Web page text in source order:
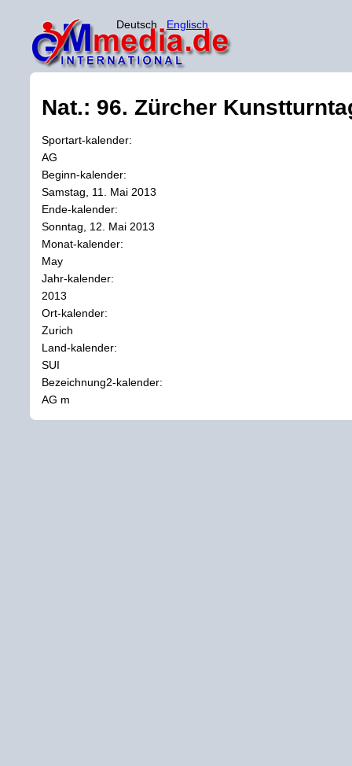
Deutsch Englisch
Nat.: 96. Zürcher
Sportart-kalender:
AG
Beginn-kalender:
Samstag, 11. Mai 2013
Ende-kalender:
Sonntag, 12. Mai 2013
Monat-kalender:
May
Jahr-kalender:
2013
Ort-kalender:
Zurich
Land-kalender:
SUI
Bezeichnung2-kalender:
AG m